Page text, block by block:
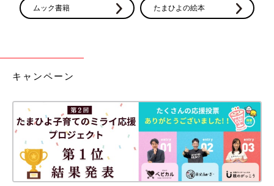
（文/たまひよONLINE編集部）
ムック書籍 たまひよの絵本
キャンペーン